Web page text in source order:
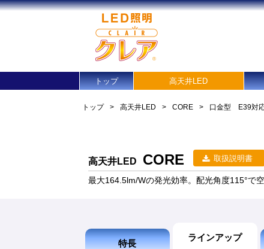
トップ 高天井LED
トップ > 高天井LED > CORE > 口金型 E39対
高天井LED CORE 取扱説明書
最大164.5lm/Wの発光効率。配光角度115°で
特長
ラインアップ